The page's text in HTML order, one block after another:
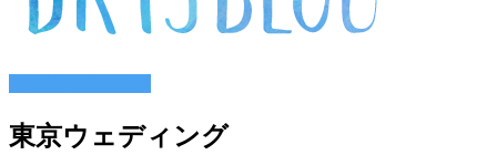
東京ウェディング